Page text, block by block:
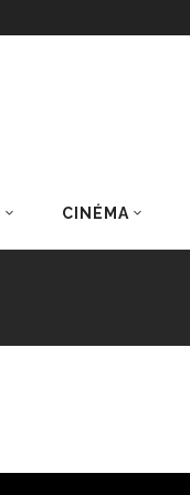
CINÉMA